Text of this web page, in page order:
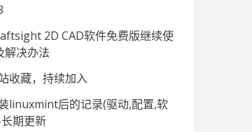
2D CAD软件免费版继续使
解决办法
收藏，持续加入
linuxmint后的记录(驱动,配置,软
期更新